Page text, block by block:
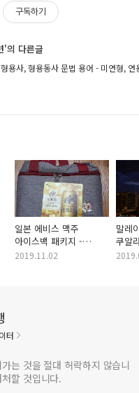
구독하기
'의 다른글
용사, 형용동사 문법 용어 - 미연형, 연
일본 에비스 맥주
아이스백 패키지 -
쿨러백 + 500cc 캔맥주
2019.11.02
말레
쿠알
페트
터
는 것을 절대 허락하지 않습니
할 것입니다.